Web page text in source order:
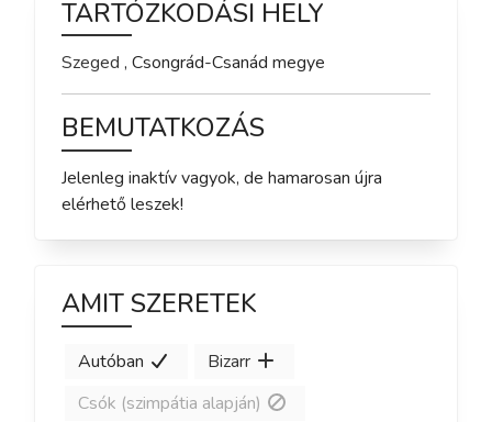
TARTÓZKODÁSI HELY
Szeged , Csongrád-Csanád megye
BEMUTATKOZÁS
Jelenleg inaktív vagyok, de hamarosan újra
elérhető leszek!
AMIT SZERETEK
Autóban
Bizarr
Csók (szimpátia alapján)